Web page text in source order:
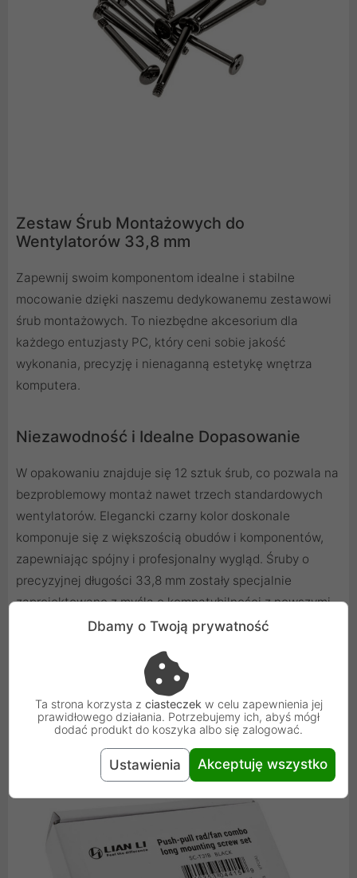
Zestaw Śrub Montażowych do
Wentylatorów 33,8 mm
Zapewnij swoim komponentom idealne i stabilne
mocowanie dzięki naszemu dedykowanemu zestawowi
śrub montażowych. To niezbędne akcesorium dla
każdego entuzjasty PC, który ceni sobie jakość
wykonania, precyzję i nienaganną estetykę wnętrza
komputera.
Niezawodność i Idealne Dopasowanie
W opakowaniu znajduje się 12 sztuk śrub, co pozwala na
bezproblemowy montaż nawet trzech standardowych
wentylatorów. Elegancki czarny kolor doskonale
komponuje się z większością obudów i komponentów,
zapewniając spójny i profesjonalny wygląd. Śruby o
precyzyjnej długości 33,8 mm zostały specjalnie
zaprojektowane z myślą o kompatybilności z nowszymi,
grubszymi wentylatorami o wysokości 28 mm. Taki
wentylatora do obudowy lub radiatora, bez ryzyka
uszkodzenia gwintu czy samego komponentu.
Dbamy o Twoją prywatność
Ta strona korzysta z ciasteczek w celu zapewnienia jej
prawidłowego działania. Potrzebujemy ich, abyś mógł
dodać produkt do koszyka albo się zalogować.
Ustawienia Akceptuję wszystko